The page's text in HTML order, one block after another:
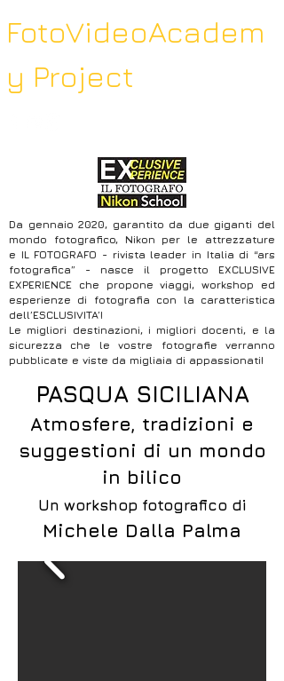
FotoVideoAcadem
y Project
Da gennaio 2020, garantito da due giganti del
mondo fotografico, Nikon per le attrezzature
e IL FOTOGRAFO - rivista leader in Italia di “ars
fotografica” - nasce il progetto EXCLUSIVE
EXPERIENCE che propone viaggi, workshop ed
esperienze di fotografia con la caratteristica
dell’ESCLUSIVITA’!
Le migliori destinazioni, i migliori docenti, e la
sicurezza che le vostre fotografie verranno
pubblicate e viste da migliaia di appassionati!
PASQUA SICILIANA
Atmosfere, tradizioni e
suggestioni di un mondo
in bilico
Un workshop fotografico di
Michele Dalla Palma